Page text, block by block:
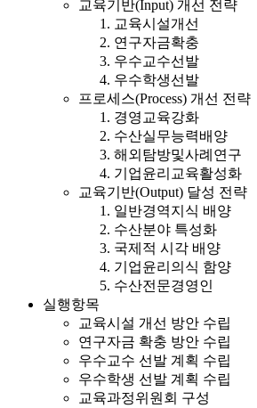
교육기반(Input) 개선 전략
교육시설개선
연구자금확충
우수교수선발
우수학생선발
프로세스(Process) 개선 전략
경영교육강화
수산실무능력배양
해외탐방및사례연구
기업윤리교육활성화
교육기반(Output) 달성 전략
일반경역지식 배양
수산분야 특성화
국제적 시각 배양
기업윤리의식 함양
수산전문경영인
실행항목
교육시설 개선 방안 수립
연구자금 확충 방안 수립
우수교수 선발 계획 수립
우수학생 선발 계획 수립
교육과정위원회 구성